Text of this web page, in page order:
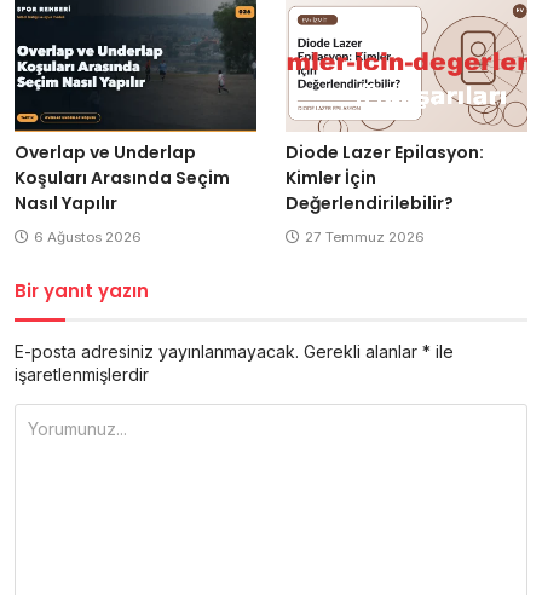
Overlap ve Underlap
Koşuları Arasında Seçim
Nasıl Yapılır
6 Ağustos 2026
Diode Lazer Epilasyon:
Kimler İçin
Değerlendirilebilir?
27 Temmuz 2026
Bir yanıt yazın
E-posta adresiniz yayınlanmayacak. Gerekli alanlar * ile
işaretlenmişlerdir